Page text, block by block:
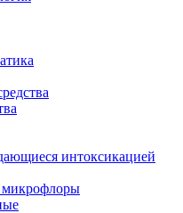
интоксикацией
микрофлоры